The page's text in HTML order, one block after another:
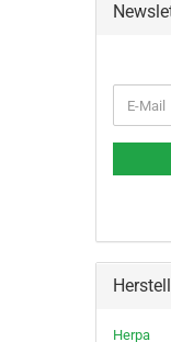
ZUR
E-
Mail
Herpa